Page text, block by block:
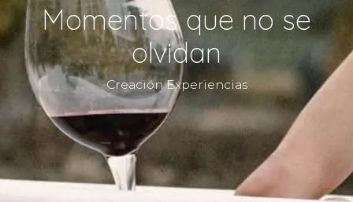
Momentos que no se
olvidan
Creación Experiencias